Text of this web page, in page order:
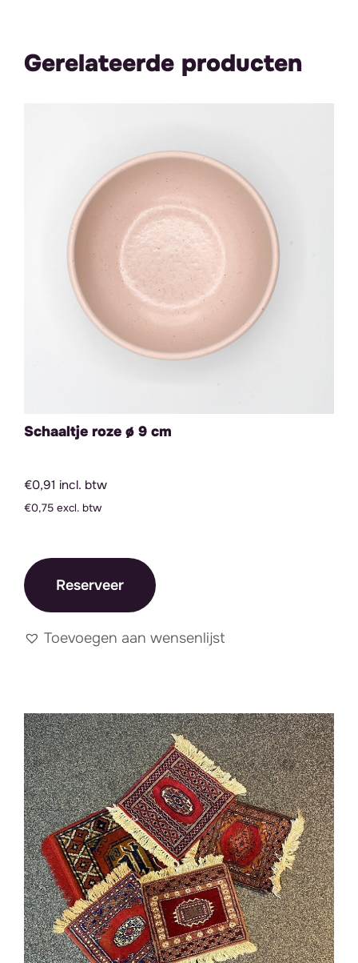
Gerelateerde producten
Schaaltje roze ø 9 cm
€0,91 incl. btw
€0,75 excl. btw
Reserveer
Toevoegen aan wensenlijst